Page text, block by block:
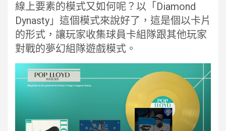
線上要素的模式又如何呢？以「Diamond
Dynasty」這個模式來說好了，這是個以卡片
的形式，讓玩家收集球員卡組隊跟其他玩家
對戰的夢幻組隊遊戲模式。